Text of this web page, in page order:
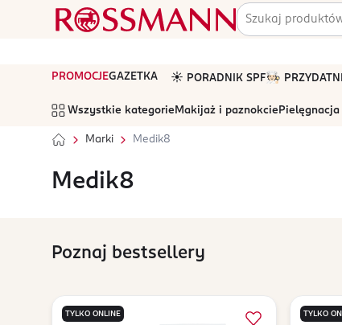
PROMOCJEGAZETKA ☀️ PORADNIK SPF🧑🏻‍🍳
Wszystkie kategorie Makijaż i paznokcie
Marki Medik8
Medik8
Poznaj bestsellery
TYLKO ONLINE TYLKO